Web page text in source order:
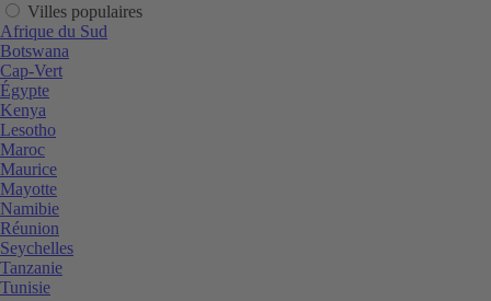
Villes populaires
Afrique du Sud
Botswana
Cap-Vert
Égypte
Kenya
Lesotho
Maroc
Maurice
Mayotte
Namibie
Réunion
Seychelles
Tanzanie
Tunisie